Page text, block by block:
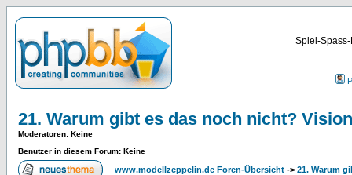
Spiel-
21. Warum gibt es das noch nicht?
Moderatoren: Keine
Benutzer in diesem Forum: Keine
www.modellzeppelin.de Foren-Übersicht -> 21. Warum